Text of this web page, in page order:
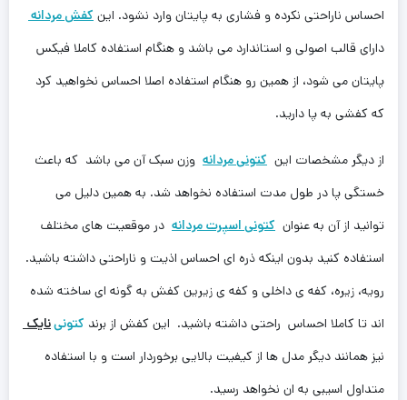
احساس ناراحتی نکرده و فشاری به پایتان وارد نشود. این‌ کفش مردانه
دارای قالب اصولی و استاندارد می باشد و هنگام استفاده کاملا فیکس
پایتان می شود، از همین رو هنگام استفاده اصلا احساس نخواهید کرد
که کفشی به پا دارید.
از دیگر مشخصات این‌ کتونی مردانه وزن سبک آن می باشد که باعث
خستگی پا در طول مدت استفاده نخواهد شد. به همین دلیل می
توانید از آن به عنوان کتونی اسپرت مردانه در موقعیت های مختلف
استفاده کنید بدون اینکه ذره ای احساس اذیت و ناراحتی داشته باشید.
رویه، زیره، کفه ی داخلی و کفه ی زیرین کفش به گونه ای ساخته شده
اند تا‌ کاملا احساس راحتی داشته باشید. این کفش از برند کتونینایک
نیز همانند دیگر مدل ها از کیفیت بالایی برخوردار است و با استفاده
متداول اسیبی به ان ‌نخواهد رسید.